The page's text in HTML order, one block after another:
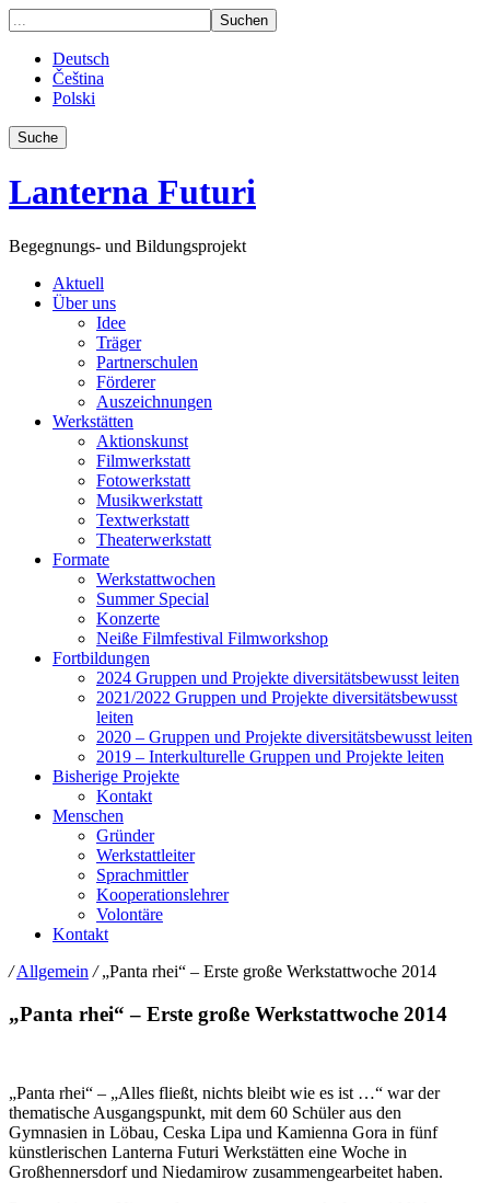
Deutsch
Čeština
Polski
Suche
Lanterna Futuri
Begegnungs- und Bildungsprojekt
Aktuell
Über uns
Idee
Träger
Partnerschulen
Förderer
Auszeichnungen
Werkstätten
Aktionskunst
Filmwerkstatt
Fotowerkstatt
Musikwerkstatt
Textwerkstatt
Theaterwerkstatt
Formate
Werkstattwochen
Summer Special
Konzerte
Neiße Filmfestival Filmworkshop
Fortbildungen
2024 Gruppen und Projekte diversitätsbewusst leiten
2021/2022 Gruppen und Projekte diversitätsbewusst
leiten
2020 – Gruppen und Projekte diversitätsbewusst leiten
2019 – Interkulturelle Gruppen und Projekte leiten
Bisherige Projekte
Kontakt
Menschen
Gründer
Werkstattleiter
Sprachmittler
Kooperationslehrer
Volontäre
Kontakt
/ Allgemein / „Panta rhei“ – Erste große Werkstattwoche 2014
„Panta rhei“ – Erste große Werkstattwoche 2014
„Panta rhei“ – „Alles fließt, nichts bleibt wie es ist …“ war der
thematische Ausgangspunkt, mit dem 60 Schüler aus den
Gymnasien in Löbau, Ceska Lipa und Kamienna Gora in fünf
künstlerischen Lanterna Futuri Werkstätten eine Woche in
Großhennersdorf und Niedamirow zusammengearbeitet haben.